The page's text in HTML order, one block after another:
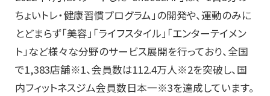
ちょいトレ・健康習慣プログラム」の開発や、運動のみに
とどまらず「美容」「ライフスタイル」「エンターテイメン
ト」 など様々な分野のサービス展開を行っており、全国
で1,383店舗※1、会員数は112.4万人※2を突破し、国
内フィットネスジム会員数日本一※3を達成しています。